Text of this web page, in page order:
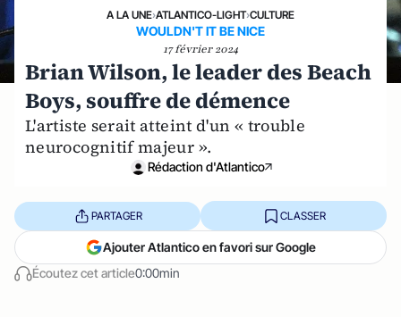
A LA UNE›ATLANTICO-LIGHT›CULTURE
WOULDN'T IT BE NICE
17 février 2024
Brian Wilson, le leader des Beach
Boys, souffre de démence
L'artiste serait atteint d'un « trouble
neurocognitif majeur ».
Rédaction d'Atlantico
Écoutez cet article0:00min
PARTAGER CLASSER
Ajouter Atlantico en favori sur Google